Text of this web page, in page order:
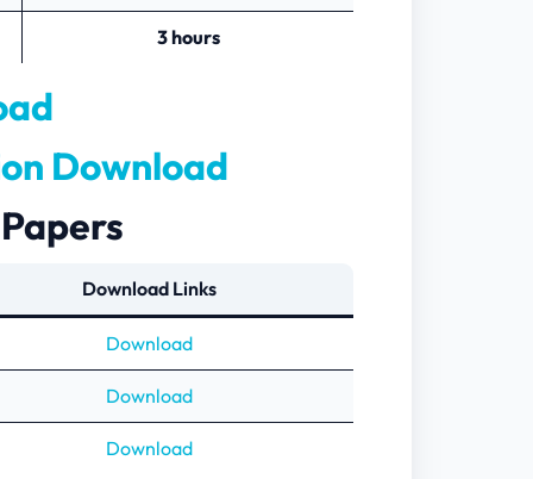
3 hours
Download
Download Links
Download
Download
Download